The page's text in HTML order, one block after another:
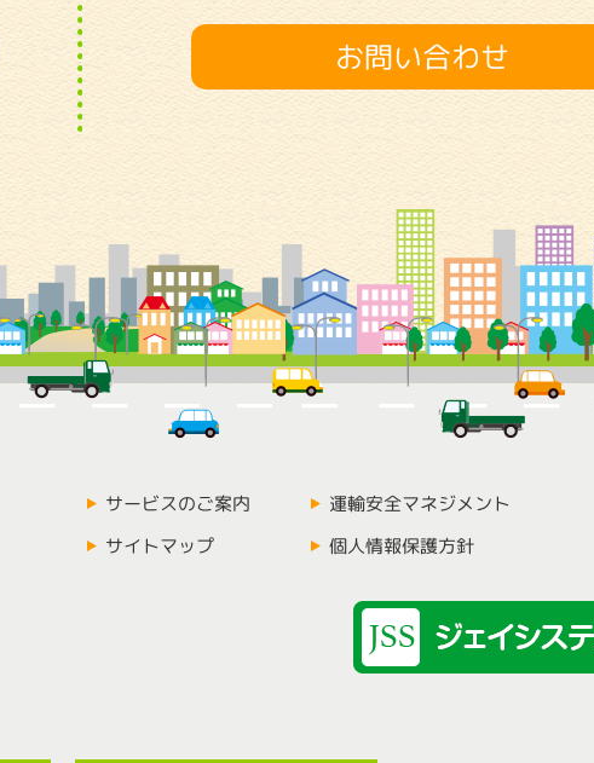
お問い合わせ
サービスのご案内
運輸安全マネジメント
サイトマップ 個人情報保護方針